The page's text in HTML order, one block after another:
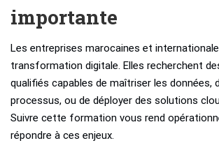
importante
Les entreprises marocaines et
transformation digitale. Elles recherchent
qualifiés capables de maîtriser les données,
processus, ou de déployer des solutions
Suivre cette formation vous rend
répondre à ces enjeux.